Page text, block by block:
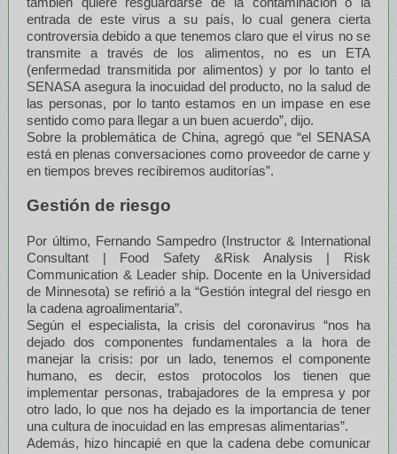
entrada de este virus a su país, lo cual genera cierta
controversia debido a que tenemos claro que el virus no se
transmite a través de los alimentos, no es un ETA
(enfermedad transmitida por alimentos) y por lo tanto el
SENASA asegura la inocuidad del producto, no la salud de
las personas, por lo tanto estamos en un impase en ese
sentido como para llegar a un buen acuerdo”, dijo.
Sobre la problemática de China, agregó que “el SENASA
está en plenas conversaciones como proveedor de carne y
en tiempos breves recibiremos auditorías”.
Gestión de riesgo
Por último, Fernando Sampedro (Instructor & International
Consultant | Food Safety &Risk Analysis | Risk
Communication & Leader ship. Docente en la Universidad
de Minnesota) se refirió a la “Gestión integral del riesgo en
la cadena agroalimentaria”.
Según el especialista, la crisis del coronavirus “nos ha
dejado dos componentes fundamentales a la hora de
manejar la crisis: por un lado, tenemos el componente
humano, es decir, estos protocolos los tienen que
implementar personas, trabajadores de la empresa y por
otro lado, lo que nos ha dejado es la importancia de tener
una cultura de inocuidad en las empresas alimentarias”.
Además, hizo hincapié en que la cadena debe comunicar